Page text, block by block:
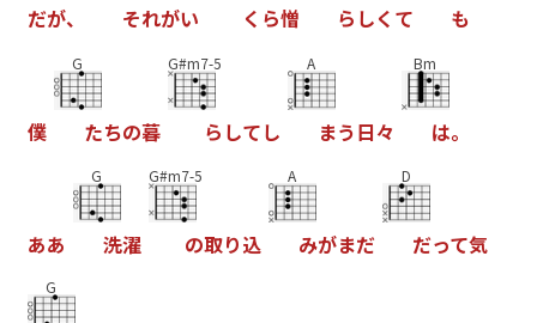
だが、 それがい く ら憎 ら しく て も
僕
G
たちの暮
G#m7-5
ら してし
A
まう 日々
Bm
は。
ああ
G
洗濯
G#m7-5
の取り込
A
みがまだ
D
だって気
G